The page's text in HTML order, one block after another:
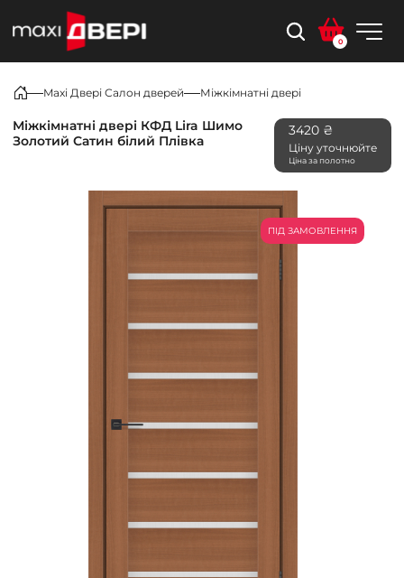
0
Maxi Двері Салон дверей Міжкімнатні двері
Міжкімнатні двері КФД Lira Шимо
Золотий Сатин білий Плівка
3420 ₴
Ціну уточнюйте
Ціна за полотно
ПІД ЗАМОВЛЕННЯ